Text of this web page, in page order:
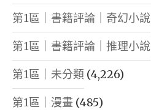
第1區｜書籍評論｜奇幻小說
第1區｜書籍評論｜推理小說
第1區｜未分類 (4,226)
第1區｜漫畫 (485)